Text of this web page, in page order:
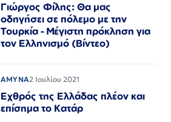
Γιώργος Φίλης: Θα μας
οδηγήσει σε πόλεμο με την
Τουρκία - Μέγιστη πρόκληση για
τον Ελληνισμό (Βίντεο)
ΑΜΥΝΑ2 Ιουλίου 2021
Εχθρός της Ελλάδας πλέον και
επίσημα το Κατάρ